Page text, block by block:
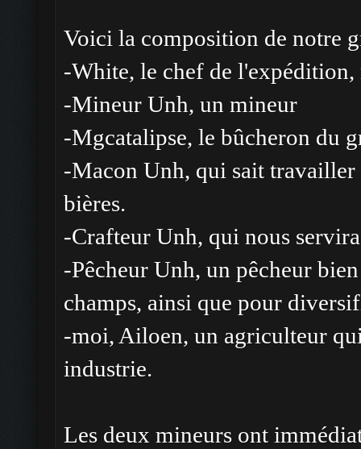
Voici la composition de notre
-White, le chef de
-Mineur Unh, un mineur
-Mgcatalipse, le bûcheron du
-Macon Unh, qui sait
bières.
-Crafteur Unh, qui nous
-Pêcheur Unh, un pêcheur
champs, ainsi que pour
-moi, Ailoen, un agriculteur
industrie.
Les deux mineurs ont